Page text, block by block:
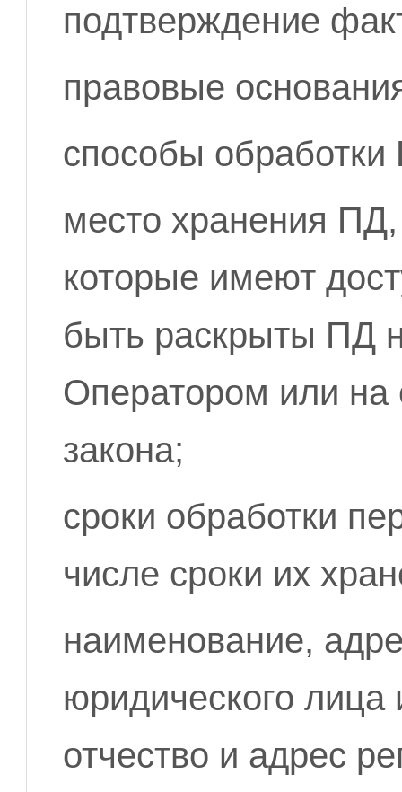
подтверждение
правовые
способы
место хранения
которые имеют
быть раскрыты ПД
Оператором или на
закона;
сроки обработки
числе сроки их
наименование,
юридического
отчество и адрес